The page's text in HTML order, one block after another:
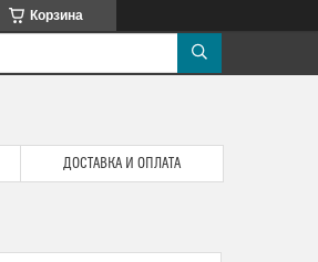
Корзина
ДОСТАВКА И ОПЛАТА